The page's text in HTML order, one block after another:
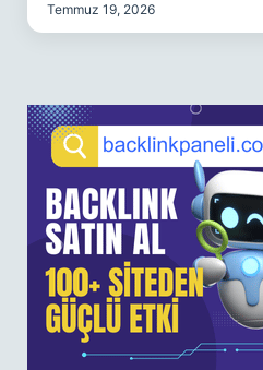
Temmuz 19, 2026